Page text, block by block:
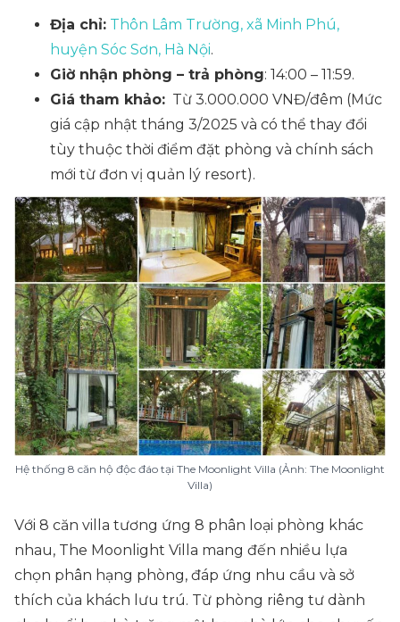
Địa chỉ: Thôn Lâm Trường, xã Minh Phú,
huyện Sóc Sơn, Hà Nội.
Giờ nhận phòng – trả phòng: 14:00 – 11:59.
Giá tham khảo: Từ 3.000.000 VNĐ/đêm (Mức
giá cập nhật tháng 3/2025 và có thể thay đổi
tùy thuộc thời điểm đặt phòng và chính sách
mới từ đơn vị quản lý resort).
Hệ thống 8 căn hộ độc đáo tại The Moonlight Villa (Ảnh: The Moonlight
Villa)
Với 8 căn villa tương ứng 8 phân loại phòng khác
nhau, The Moonlight Villa mang đến nhiều lựa
chọn phân hạng phòng, đáp ứng nhu cầu và sở
thích của khách lưu trú. Từ phòng riêng tư dành